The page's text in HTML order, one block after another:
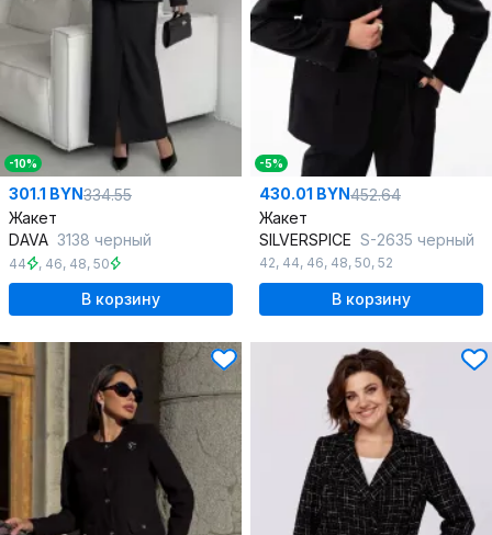
-10%
301.1 BYN334.55
Жакет
DAVA 3138 черный
44 , 46, 48, 50
В корзину
-5%
430.01 BYN452.64
Жакет
SILVERSPICE S-2635 черный
42, 44, 46, 48, 50, 52
В корзину